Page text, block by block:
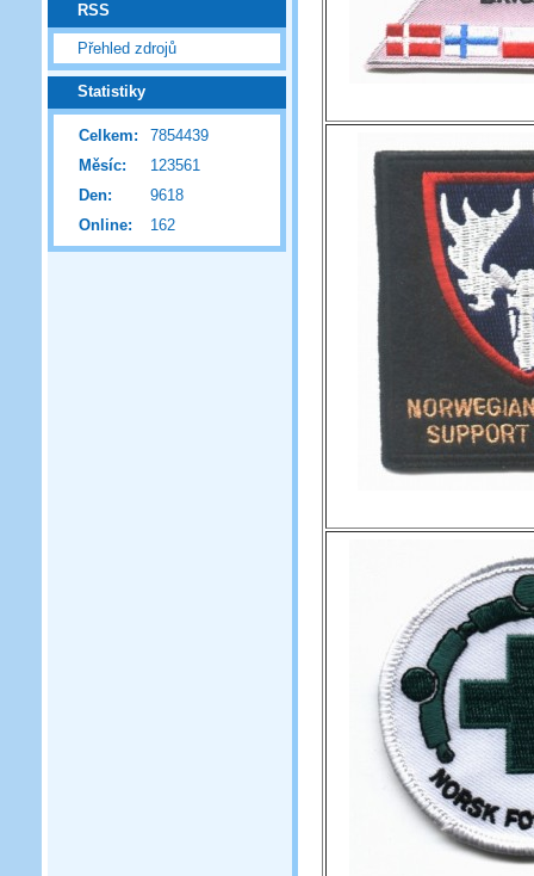
RSS
Přehled zdrojů
Statistiky
Online: 162
Celkem:
7854439
Měsíc:
123561
Den:
9618